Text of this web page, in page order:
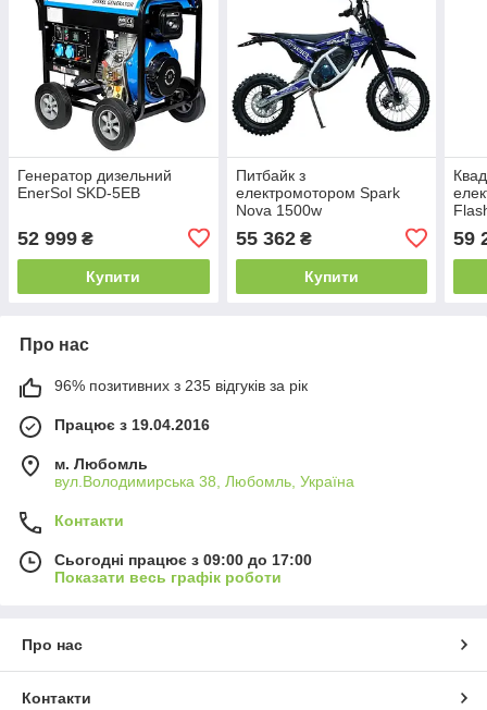
Генератор дизельний
EnerSol SKD-5EB
52 999 ₴
Купити
Питбайк з
електромотором Spark
Nova 1500w
55 362₴
Купити
59
Про нас
96% позитивних з 235 відгуків за рік
Працює з 19.04.2016
м. Любомль
вул.Володимирська 38, Любомль, Україна
Контакти
Сьогодні працює з 09:00 до 17:00
Показати весь графік роботи
Про нас
Контакти